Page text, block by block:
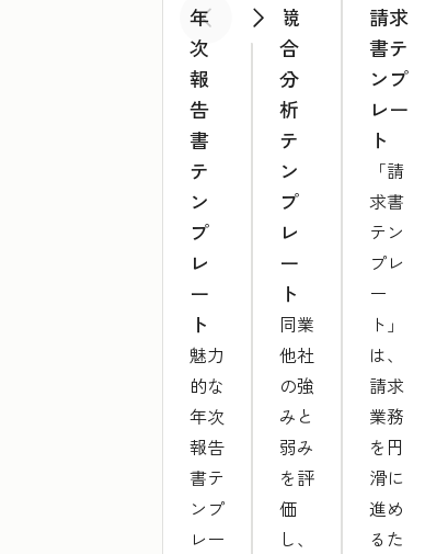
前へ 次へ
年
次
報
告
書
テ
ン
プ
レ
ー
ト
魅力
的な
年次
報告
書テ
ンプ
レー
競
合
分
析
テ
ン
プ
レ
ー
ト
同業
他社
の強
みと
弱み
を評
価
し、
請求
書テ
ンプ
レー
ト
「請
求書
テン
プレ
ー
ト」
は、
請求
業務
を円
滑に
進め
るた